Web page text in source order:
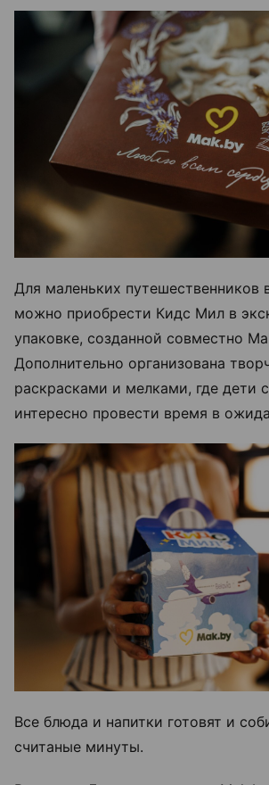
Для маленьких путешественников
можно приобрести Кидс Мил в
упаковке, созданной совместно
Дополнительно организована
раскрасками и мелками, где дети
интересно провести время в
Все блюда и напитки готовят и
считаные минуты.